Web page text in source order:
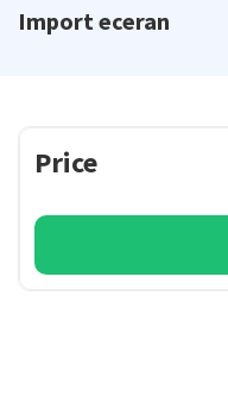
Import eceran
Price